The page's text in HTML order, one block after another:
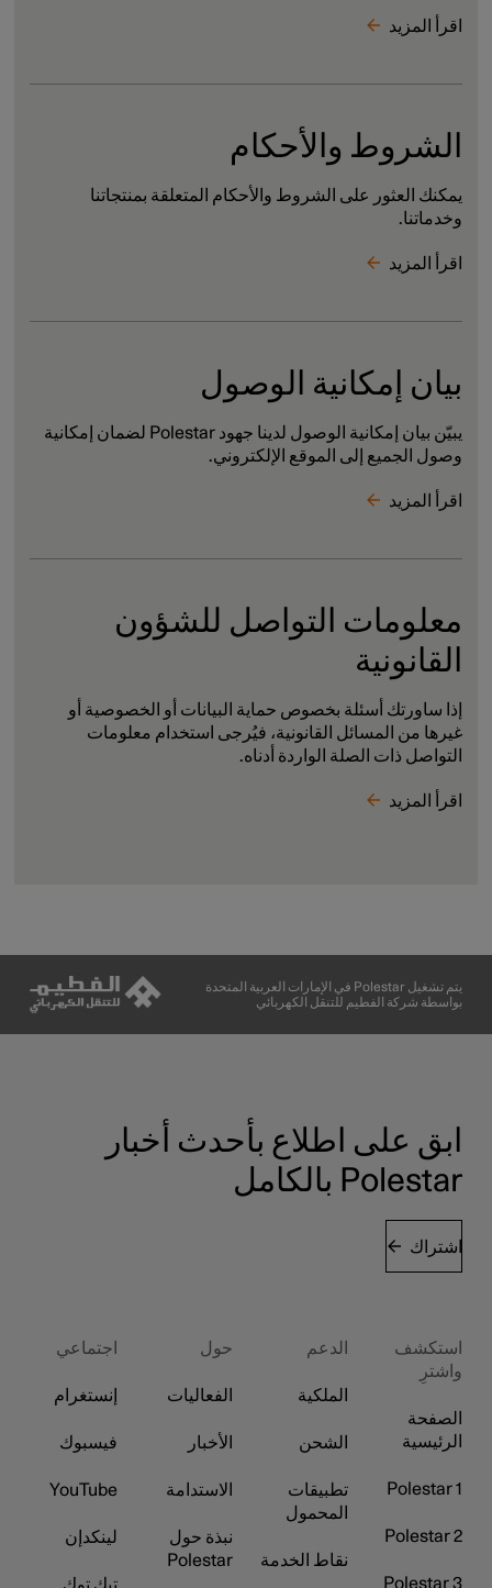
اقرأ المزيد
الشروط والأحكام
يمكنك العثور على الشروط والأحكام المتعلقة بمنتجاتنا
وخدماتنا.
اقرأ المزيد
بيان إمكانية الوصول
يبيّن بيان إمكانية الوصول لدينا جهود Polestar لضمان إمكانية
وصول الجميع إلى الموقع الإلكتروني.
اقرأ المزيد
معلومات التواصل للشؤون
القانونية
إذا ساورتك أسئلة بخصوص حماية البيانات أو الخصوصية أو
غيرها من المسائل القانونية، فيُرجى استخدام معلومات
التواصل ذات الصلة الواردة أدناه.
اقرأ المزيد
يتم تشغيل Polestar في الإمارات العربية المتحدة
بواسطة شركة الفطيم للتنقل الكهربائي
ابق على اطلاع بأحدث أخبار
Polestar بالكامل
اشتراك
استكشف
واشترِ
الصفحة
الرئيسية
Polestar 1
Polestar 2
Polestar 3
الدعم
الملكية
الشحن
تطبيقات
المحمول
نقاط الخدمة
حول
الفعاليات
الأخبار
الاستدامة
نبذة حول
Polestar
اجتماعي
إنستغرام
فيسبوك
YouTube
لينكدإن